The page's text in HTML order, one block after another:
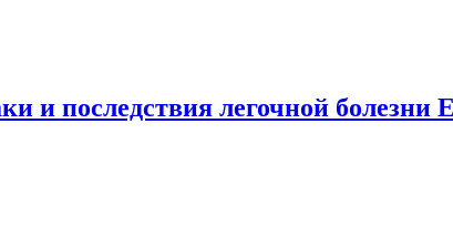
и последствия легочной болезни